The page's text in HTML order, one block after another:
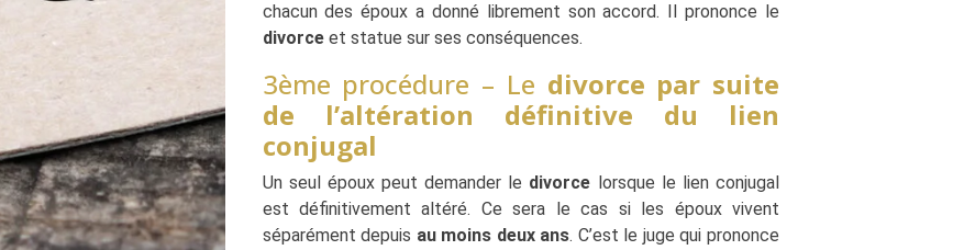
chacun des époux a donné librement son accord. Il prononce le
divorce et statue sur ses conséquences.
3ème procédure – Le divorce par suite
de l’altération définitive du lien
conjugal
Un seul époux peut demander le divorce lorsque le lien conjugal
est définitivement altéré. Ce sera le cas si les époux vivent
séparément depuis au moins deux ans. C’est le juge qui prononce